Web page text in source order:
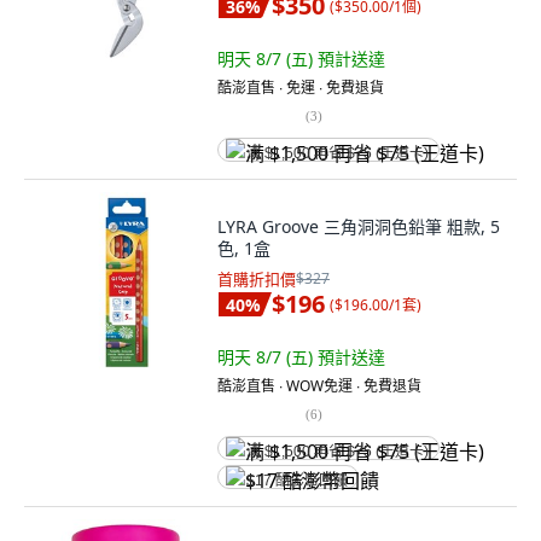
36% ($350.00/1個)
明天 8/7 (五) 預計送達
酷澎直售 ∙ 免運 ∙ 免費退貨
(3)
满 $1,500 再省 $75 (王道卡)
LYRA Groove 三角洞洞色鉛筆 粗款, 5
色, 1盒
首購折扣價$327
40% $196 ($196.00/1套)
明天 8/7 (五) 預計送達
酷澎直售 ∙ WOW免運 ∙ 免費退貨
(6)
满 $1,500 再省 $75 (王道卡)
$17 酷澎幣回饋